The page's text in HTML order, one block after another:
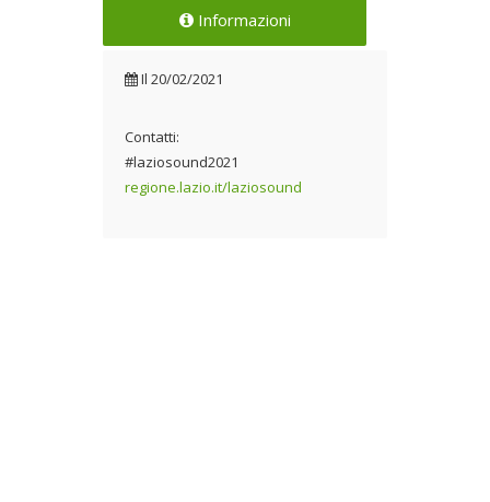
Informazioni
Il 20/02/2021
Contatti:
#laziosound2021
regione.lazio.it/laziosound